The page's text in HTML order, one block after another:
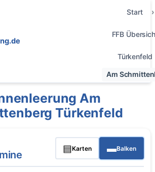
Start
FFB
Türkenfeld
Am
Am
Türkenfeld
▤Karten ▬Balken